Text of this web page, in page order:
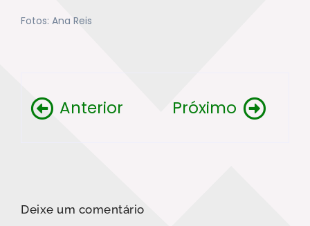
Fotos: Ana Reis
Anterior Próximo
Deixe um comentário